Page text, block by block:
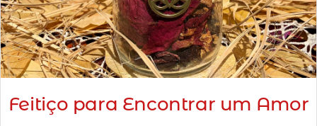
Feitiço para Encontrar um Amor